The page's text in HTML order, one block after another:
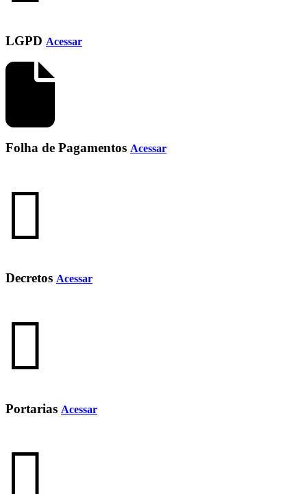
LGPD Acessar
Folha de Pagamentos Acessar
Decretos Acessar
Portarias Acessar